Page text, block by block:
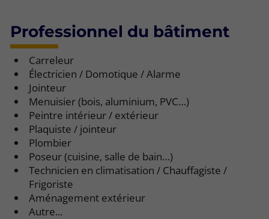
Professionnel du bâtiment
Carreleur
Électricien / Domotique / Alarme
Jointeur
Menuisier (bois, aluminium, PVC…)
Peintre intérieur / extérieur
Plaquiste / jointeur
Plombier
Poseur (cuisine, salle de bain…)
Technicien en climatisation / Chauffagiste /
Frigoriste
Aménagement extérieur
Autre...